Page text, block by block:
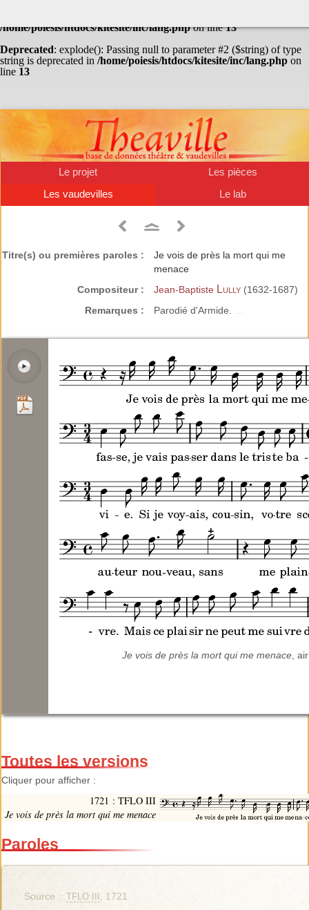
/home/poiesis/htdocs/kitesite/inc/lang.phpon line13
Deprecated: explode(): Passing null to parameter #2 ($string) of type
string is deprecated in /home/poiesis/htdocs/kitesite/inc/lang.php on
line 13
Le projet
Les pièces
Les vaudevilles
Le lab
Titre(s) ou premières paroles :
Je vois de près la mort qui me
menace
Compositeur :
Jean-Baptiste Lully (1632-1687)
Remarques :
Parodié d'Armide.
Je vois de près la mort qui me menace ,
Toutes les versions
Cliquer pour afficher :
1721 : TFLO III
Je vois de près la mort qui me menace
Paroles
Source :TFLO III , 1721